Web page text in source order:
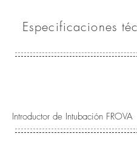
Especificaciones
Introductor de Intubación FROVA